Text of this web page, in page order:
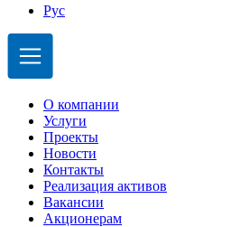
Рус
О компании
Услуги
Проекты
Новости
Контакты
Реализация активов
Вакансии
Акционерам